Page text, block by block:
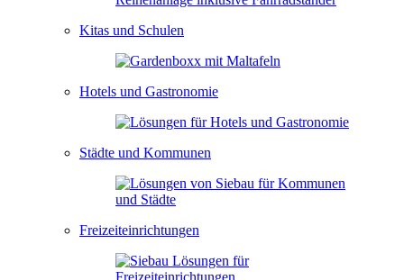
Kitas und Schulen
Hotels und Gastronomie
Städte und Kommunen
Freizeiteinrichtungen